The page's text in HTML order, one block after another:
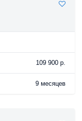
109 900 р.
9 месяцев